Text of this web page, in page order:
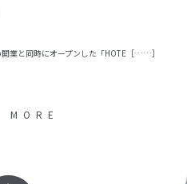
業と同時にオープンした「HOTE［……］
MORE